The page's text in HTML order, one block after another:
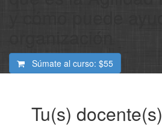
Súmate al curso: $55
Tu(s) docente(s)